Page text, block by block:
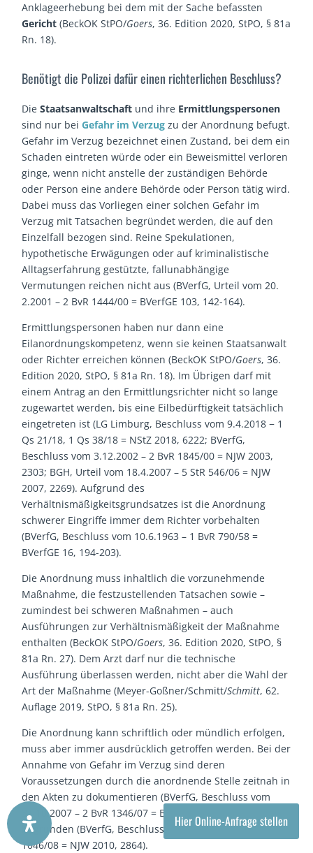
Hier Online-Anfrage stellen
Anklageerhebung bei dem mit der Sache befassten
Gericht (BeckOK StPO/Goers, 36. Edition 2020, StPO, § 81a
Rn. 18).
Benötigt die Polizei dafür einen richterlichen Beschluss?
DieStaatsanwaltschaft und ihre Ermittlungspersonen
sind nur beiGefahr im Verzug zu der Anordnung befugt.
Gefahr im Verzug bezeichnet einen Zustand, bei dem ein
Schaden eintreten würde oder ein Beweismittel verloren
ginge, wenn nicht anstelle der zuständigen Behörde
oder Person eine andere Behörde oder Person tätig wird.
Dabei muss das Vorliegen einer solchen Gefahr im
Verzug mit Tatsachen begründet werden, die auf den
Einzelfall bezogen sind. Reine Spekulationen,
hypothetische Erwägungen oder auf kriminalistische
Alltagserfahrung gestützte, fallunabhängige
Vermutungen reichen nicht aus (BVerfG, Urteil vom 20.
2.2001 – 2 BvR 1444/00 = BVerfGE 103, 142-164).
Ermittlungspersonen haben nur dann eine
Eilanordnungskompetenz, wenn sie keinen Staatsanwalt
oder Richter erreichen können (BeckOK StPO/Goers, 36.
Edition 2020, StPO, § 81a Rn. 18). Im Übrigen darf mit
einem Antrag an den Ermittlungsrichter nicht so lange
zugewartet werden, bis eine Eilbedürftigkeit tatsächlich
eingetreten ist (LG Limburg, Beschluss vom 9.4.2018 − 1
Qs 21/18, 1 Qs 38/18 = NStZ 2018, 6222; BVerfG,
Beschluss vom 3.12.2002 – 2 BvR 1845/00 = NJW 2003,
2303; BGH, Urteil vom 18.4.2007 – 5 StR 546/06 = NJW
2007, 2269). Aufgrund des
Verhältnismäßigkeitsgrundsatzes ist die Anordnung
schwerer Eingriffe immer dem Richter vorbehalten
(BVerfG, Beschluss vom 10.6.1963 – 1 BvR 790/58 =
BVerfGE 16, 194-203).
Die Anordnung muss inhaltlich die vorzunehmende
Maßnahme, die festzustellenden Tatsachen sowie –
zumindest bei schweren Maßnahmen – auch
Ausführungen zur Verhältnismäßigkeit der Maßnahme
enthalten (BeckOK StPO/Goers, 36. Edition 2020, StPO, §
81a Rn. 27). Dem Arzt darf nur die technische
Ausführung überlassen werden, nicht aber die Wahl der
Art der Maßnahme (Meyer-Goßner/Schmitt/Schmitt, 62.
Auflage 2019, StPO, § 81a Rn. 25).
Die Anordnung kann schriftlich oder mündlich erfolgen,
muss aber immer ausdrücklich getroffen werden. Bei der
Annahme von Gefahr im Verzug sind deren
Voraussetzungen durch die anordnende Stelle zeitnah in
den Akten zu dokumentieren (BVerfG, Beschluss vom
31.10.2007 – 2 BvR 1346/07 = BeckRS 2007, 28256) und zu
begründen (BVerfG, Beschluss vom 11.6.2010 – 2 BvR
1046/08 = NJW 2010, 2864).